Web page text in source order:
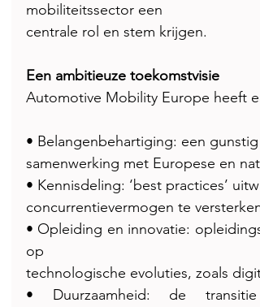
mobiliteitssector een
centrale rol en stem krijgen.
Een ambitieuze toekomstvisie
Automotive Mobility Europe heeft
• Belangenbehartiging: een
samenwerking met Europese en
• Kennisdeling: ‘best practices’
concurrentievermogen te
• Opleiding en innovatie:
op
technologische evoluties, zoals
• Duurzaamheid: de